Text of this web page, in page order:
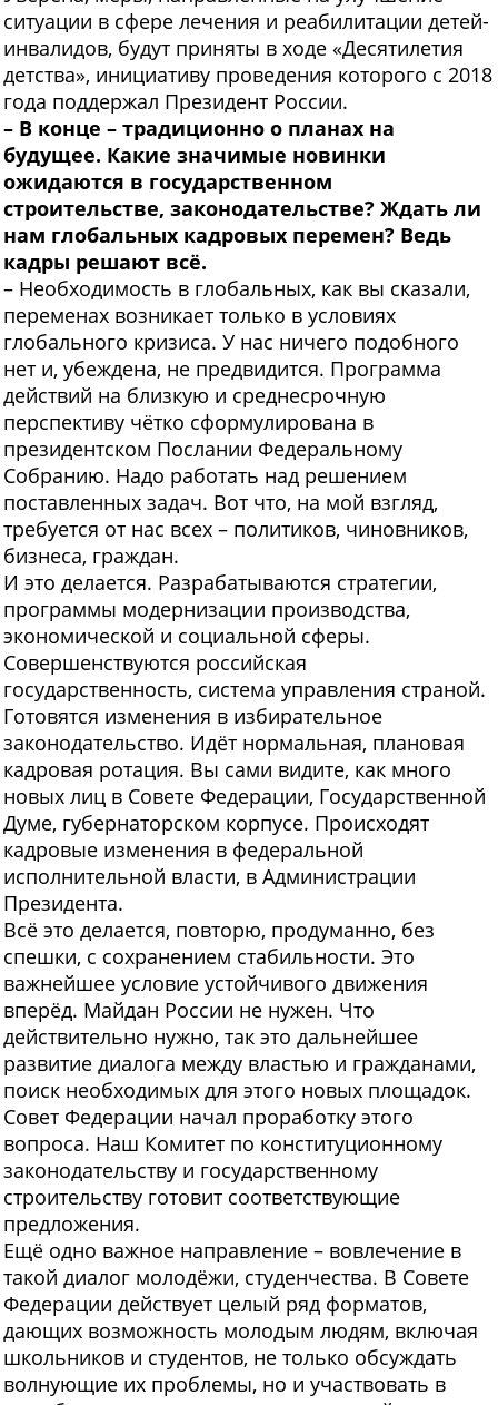
ситуации в сфере лечения и реабилитации детей-
инвалидов, будут приняты в ходе «Десятилетия
детства», инициативу проведения которого с 2018
года поддержал Президент России.
– В конце – традиционно о планах на
будущее. Какие значимые новинки
ожидаются в государственном
строительстве, законодательстве? Ждать ли
нам глобальных кадровых перемен? Ведь
кадры решают всё.
– Необходимость в глобальных, как вы сказали,
переменах возникает только в условиях
глобального кризиса. У нас ничего подобного
нет и, убеждена, не предвидится. Программа
действий на близкую и среднесрочную
перспективу чётко сформулирована в
президентском Послании Федеральному
Собранию. Надо работать над решением
поставленных задач. Вот что, на мой взгляд,
требуется от нас всех – политиков, чиновников,
бизнеса, граждан.
И это делается. Разрабатываются стратегии,
программы модернизации производства,
экономической и социальной сферы.
Совершенствуются российская
государственность, система управления страной.
Готовятся изменения в избирательное
законодательство. Идёт нормальная, плановая
кадровая ротация. Вы сами видите, как много
новых лиц в Совете Федерации, Государственной
Думе, губернаторском корпусе. Происходят
кадровые изменения в федеральной
исполнительной власти, в Администрации
Президента.
Всё это делается, повторю, продуманно, без
спешки, с сохранением стабильности. Это
важнейшее условие устойчивого движения
вперёд. Майдан России не нужен. Что
действительно нужно, так это дальнейшее
развитие диалога между властью и гражданами,
поиск необходимых для этого новых площадок.
Совет Федерации начал проработку этого
вопроса. Наш Комитет по конституционному
законодательству и государственному
строительству готовит соответствующие
предложения.
Ещё одно важное направление – вовлечение в
такой диалог молодёжи, студенчества. В Совете
Федерации действует целый ряд форматов,
дающих возможность молодым людям, включая
школьников и студентов, не только обсуждать
волнующие их проблемы, но и участвовать в